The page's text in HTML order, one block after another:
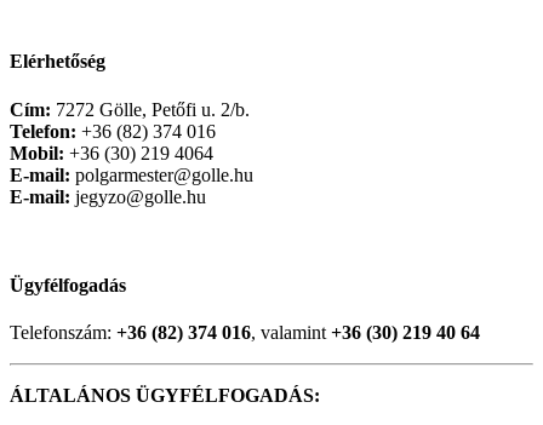
Elérhetőség
Cím: 7272 Gölle, Petőfi u. 2/b.
Telefon: +36 (82) 374 016
Mobil: +36 (30) 219 4064
E-mail: polgarmester@golle.hu
E-mail: jegyzo@golle.hu
Ügyfélfogadás
Telefonszám: +36 (82) 374 016, valamint +36 (30) 219 40 64
ÁLTALÁNOS ÜGYFÉLFOGADÁS: